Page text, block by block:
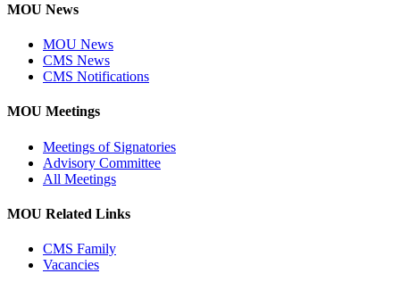
MOU News
MOU News
CMS News
CMS Notifications
MOU Meetings
Meetings of Signatories
Advisory Committee
All Meetings
MOU Related Links
CMS Family
Vacancies